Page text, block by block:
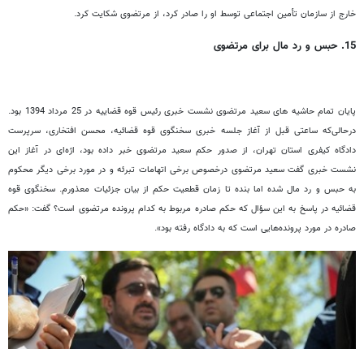
خارج از سازمان تأمین اجتماعی توسط او را صادر کرد، از مرتضوی شکایت کرد.
15. حبس و رد مال برای مرتضوی
پایان تمام حاشیه های سعید مرتضوی نشست خبری رئیس قوه قضاییه در 25 مرداد 1394 بود.
درحالی‌که ساعتی قبل از آغاز جلسه خبری سخنگوی قوه قضائیه، محسن افتخاری، سرپرست
دادگاه کیفری استان تهران، از صدور حکم سعید مرتضوی خبر داده بود، اژه‌ای در آغاز این
نشست خبری گفت سعید مرتضوی درخصوص برخی اتهامات تبرئه و در مورد برخی دیگر محکوم
به حبس و رد مال شده اما بنده تا زمان قطعیت حکم از بیان جزئیات معذورم. سخنگوی قوه
قضائیه در پاسخ به این سؤال که حکم صادره مربوط به کدام پرونده‌ مرتضوی است؟ گفت: «حکم
صادره در مورد پرونده‌هایی است که به دادگاه رفته بود».